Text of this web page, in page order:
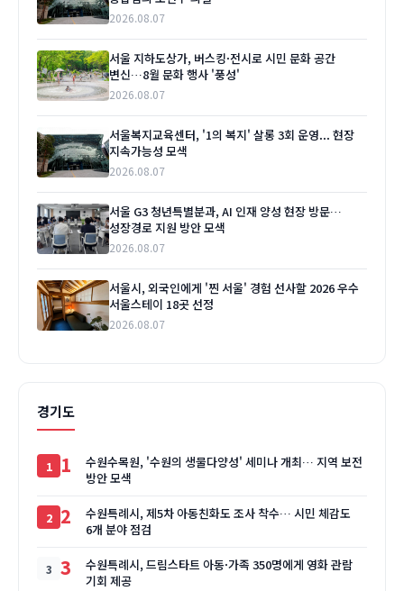
2026.08.07
서울 지하도상가, 버스킹·전시로 시민 문화 공간
변신…8월 문화 행사 '풍성'
2026.08.07
서울복지교육센터, '1의 복지' 살롱 3회 운영... 현장
지속가능성 모색
2026.08.07
서울 G3 청년특별분과, AI 인재 양성 현장 방문…
성장경로 지원 방안 모색
2026.08.07
서울시, 외국인에게 '찐 서울' 경험 선사할 2026 우수
서울스테이 18곳 선정
2026.08.07
경기도
1
수원수목원, '수원의 생물다양성' 세미나 개최… 지역 보전
방안 모색
2
수원특례시, 제5차 아동친화도 조사 착수… 시민 체감도
6개 분야 점검
3
수원특례시, 드림스타트 아동·가족 350명에게 영화 관람
기회 제공